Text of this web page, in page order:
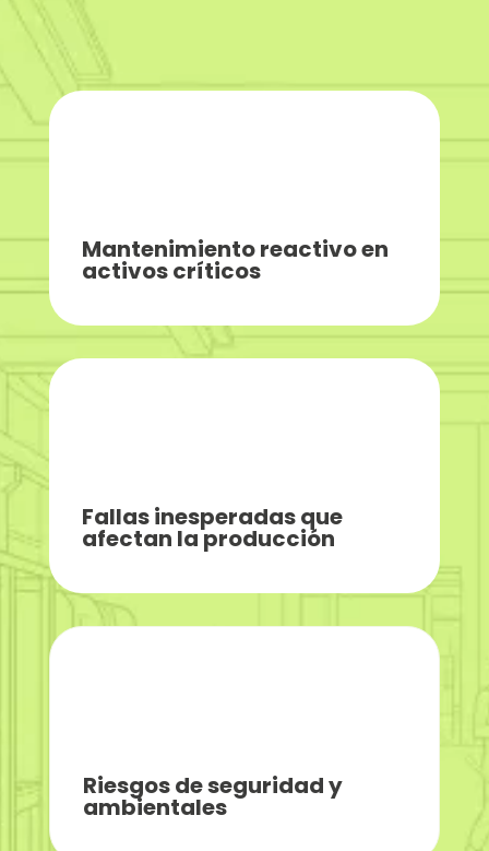
Mantenimiento reactivo en
activos críticos
Fallas inesperadas que
afectan la producción
Riesgos de seguridad y
ambientales